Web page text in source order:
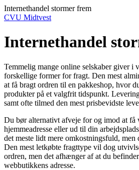
Internethandel stormer frem
CVU Midtvest
Internethandel
Temmelig mange online selskaber giver i
forskellige former for fragt. Den mest
at få bragt ordren til en pakkeshop, hvor
produkter på et valgfrit tidspunkt.
samt ofte tilmed den mest prisbevidste
Du bør alternativt afveje for og imod at få
hjemmeadresse eller ud til din
det meste lidt mere omkostningsfuld,
Den mest letkøbte fragttype vil dog
ordren, men det afhænger af at du
webbutikkens adresse.